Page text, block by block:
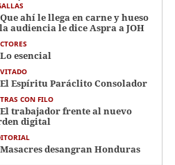
Que ahí le llega en carne y hueso
audiencia le dice Aspra a JOH
Lo esencial
El Espíritu Paráclito Consolador
CON FILO
El trabajador frente al nuevo
digital
Masacres desangran Honduras